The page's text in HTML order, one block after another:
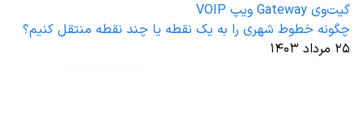
گیت‌وی Gateway ویپ VOIP
چگونه خطوط شهری را به یک نقطه یا چند نقطه منتقل کنیم؟
۲۵ مرداد ۱۴۰۳